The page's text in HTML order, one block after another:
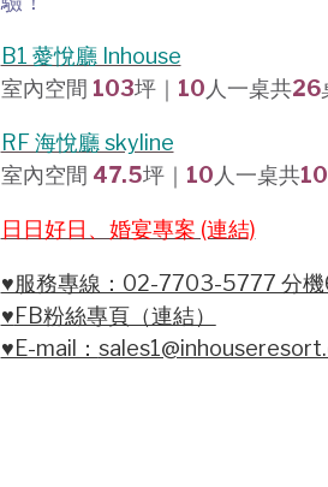
B1 薆悅廳 Inhouse
室內空間 103坪｜ 10 人一桌共26
RF 海悅廳 skyline
室內空間 47.5坪｜ 10 人一桌共10
日日好日、婚宴專案 (連結)
♥服務專線：02-7703-5777 分
♥FB粉絲專頁（連結）
♥E-mail：